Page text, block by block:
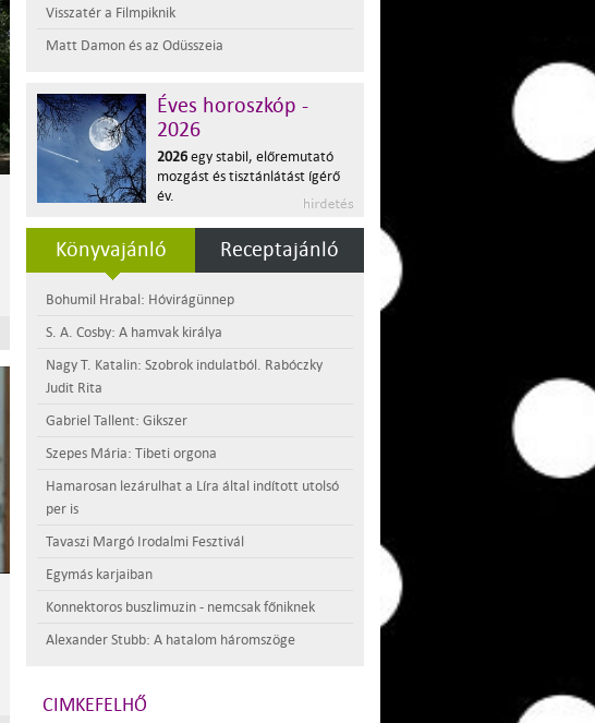
Visszatér a Filmpiknik
Matt Damon és az Odüsszeia
Éves horoszkóp -
2026
2026 egy stabil, előremutató
mozgást és tisztánlátást ígérő
év.
Könyvajánló Receptajánló
Bohumil Hrabal: Hóvirágünnep
S. A. Cosby: A hamvak királya
Nagy T. Katalin: Szobrok indulatból. Rabóczky
Judit Rita
Gabriel Tallent: Gikszer
Szepes Mária: Tibeti orgona
Hamarosan lezárulhat a Líra által indított utolsó
per is
Tavaszi Margó Irodalmi Fesztivál
Egymás karjaiban
Konnektoros buszlimuzin - nemcsak főniknek
Alexander Stubb: A hatalom háromszöge
CIMKEFELHŐ